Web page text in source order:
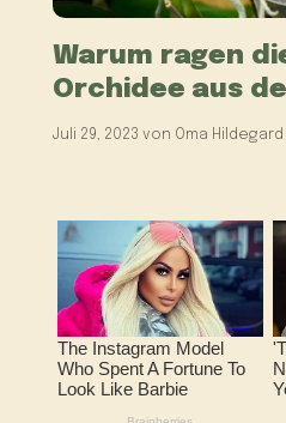
Warum ragen
Orchidee aus
Juli 29, 2023 von Oma